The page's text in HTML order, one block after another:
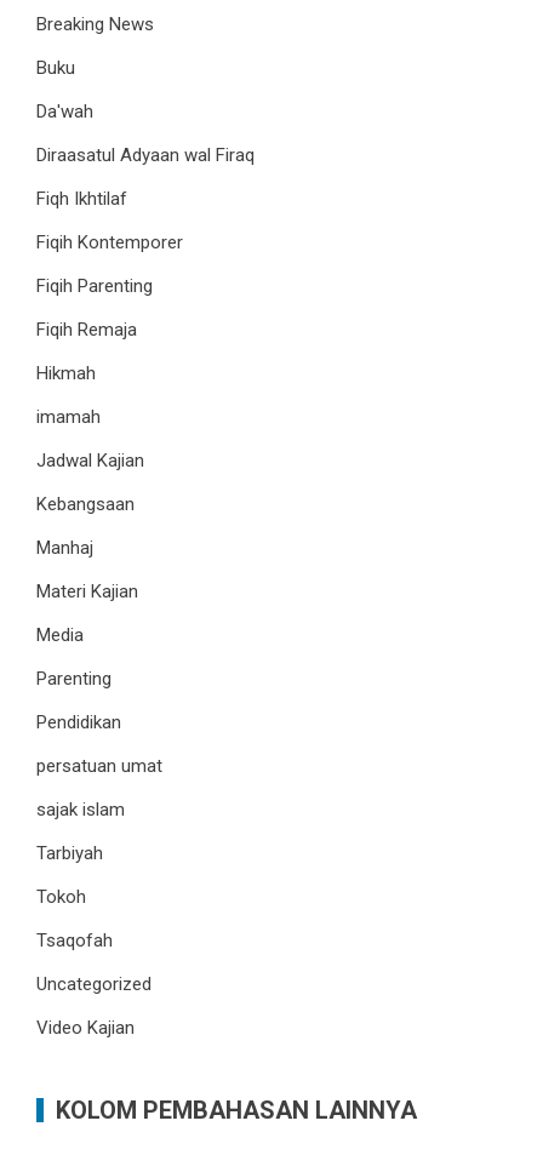
Breaking News
Buku
Da'wah
Diraasatul Adyaan wal Firaq
Fiqh Ikhtilaf
Fiqih Kontemporer
Fiqih Parenting
Fiqih Remaja
Hikmah
imamah
Jadwal Kajian
Kebangsaan
Manhaj
Materi Kajian
Media
Parenting
Pendidikan
persatuan umat
sajak islam
Tarbiyah
Tokoh
Tsaqofah
Uncategorized
Video Kajian
KOLOM PEMBAHASAN LAINNYA